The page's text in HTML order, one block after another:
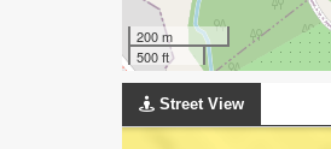
200 m
500 ft
Street View